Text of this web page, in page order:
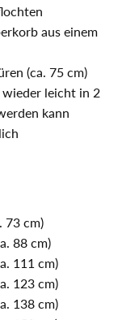
aus einem
(ca. 75 cm)
leicht in 2
kann
73 cm)
88 cm)
111 cm)
123 cm)
138 cm)